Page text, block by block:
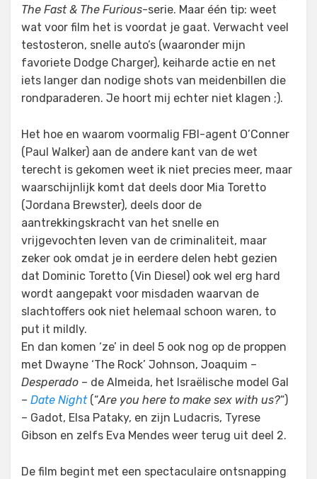
The Fast & The Furious-serie. Maar één tip: weet
wat voor film het is voordat je gaat. Verwacht veel
testosteron, snelle auto’s (waaronder mijn
favoriete Dodge Charger), keiharde actie en net
iets langer dan nodige shots van meidenbillen die
rondparaderen. Je hoort mij echter niet klagen ;).
Het hoe en waarom voormalig FBI-agent O’Conner
(Paul Walker) aan de andere kant van de wet
terecht is gekomen weet ik niet precies meer, maar
waarschijnlijk komt dat deels door Mia Toretto
(Jordana Brewster), deels door de
aantrekkingskracht van het snelle en
vrijgevochten leven van de criminaliteit, maar
zeker ook omdat je in eerdere delen hebt gezien
dat Dominic Toretto (Vin Diesel) ook wel erg hard
wordt aangepakt voor misdaden waarvan de
slachtoffers ook niet helemaal schoon waren, to
put it mildly.
En dan komen ‘ze’ in deel 5 ook nog op de proppen
met Dwayne ‘The Rock’ Johnson, Joaquim –
Desperado – de Almeida, het Israëlische model Gal
– Date Night (“Are you here to make sex with us?“)
– Gadot, Elsa Pataky, en zijn Ludacris, Tyrese
Gibson en zelfs Eva Mendes weer terug uit deel 2.
De film begint met een spectaculaire ontsnapping